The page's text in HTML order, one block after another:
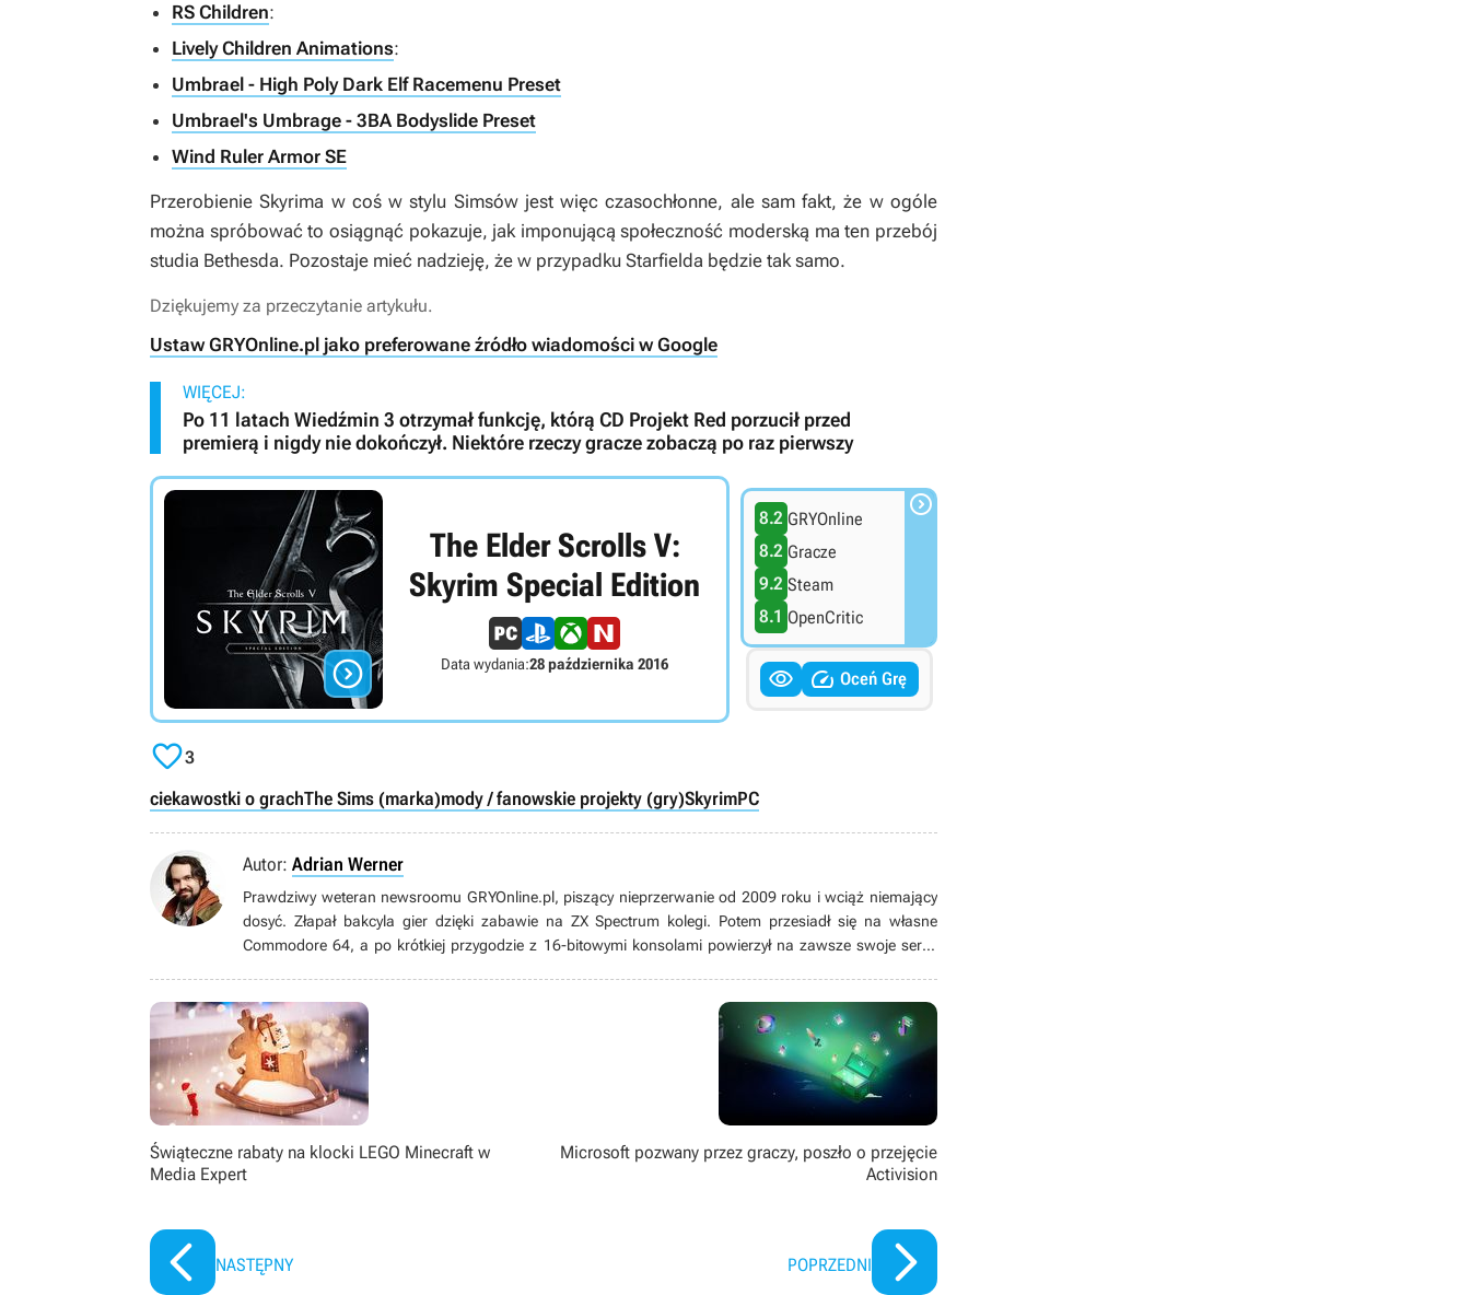
RS Children:
Lively Children Animations:
Umbrael - High Poly Dark Elf Racemenu Preset
Umbrael's Umbrage - 3BA Bodyslide Preset
Wind Ruler Armor SE
PrzerobienieSkyrima w coś w stylu Simsówjest więc czasochłonne, ale sam fakt, że w ogóle
można spróbować to osiągnąć pokazuje, jak imponującą społeczność moderską ma ten przebój
studia Bethesda. Pozostaje mieć nadzieję, że w przypadku Starfielda będzie tak samo.
Dziękujemy za przeczytanie artykułu.
Ustaw GRYOnline.pl jako preferowane źródło wiadomości w Google
WIĘCEJ:
Po 11 latach Wiedźmin 3 otrzymał funkcję, którą CD Projekt Red porzucił przed
premierą i nigdy nie dokończył. Niektóre rzeczy gracze zobaczą po raz pierwszy

The Elder Scrolls V:
Skyrim Special Edition
Data wydania:28 października 2016
8.2 GRYOnline
8.2 Gracze
9.2 Steam
8.1 OpenCritic

  Oceń Grę
3
ciekawostki o grachThe Sims (marka)mody / fanowskie projekty (gry)SkyrimPC
Autor: Adrian Werner
Prawdziwy weteran newsroomu GRYOnline.pl, piszący nieprzerwanie od 2009 roku i wciąż niemający
dosyć. Złapał bakcyla gier dzięki zabawie na ZX Spectrum kolegi. Potem przesiadł się na własne
Commodore 64, a po krótkiej przygodzie z 16-bitowymi konsolami powierzył na zawsze swoje serce
książek, seriali, filmów i komiksów.
Świąteczne rabaty na klocki LEGO Minecraft w
Media Expert
NASTĘPNY
Microsoft pozwany przez graczy, poszło o przejęcie
Activision
POPRZEDNI